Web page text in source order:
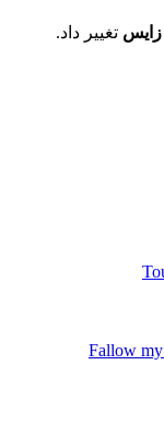
زایس تغییر داد.
Fallow